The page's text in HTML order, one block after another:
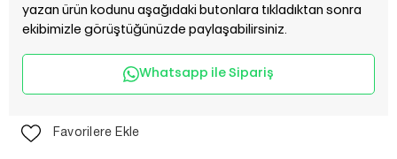
yazan ürün kodunu aşağıdaki butonlara tıkladıktan sonra
ekibimizle görüştüğünüzde paylaşabilirsiniz.
Whatsapp ile Sipariş
Favorilere Ekle